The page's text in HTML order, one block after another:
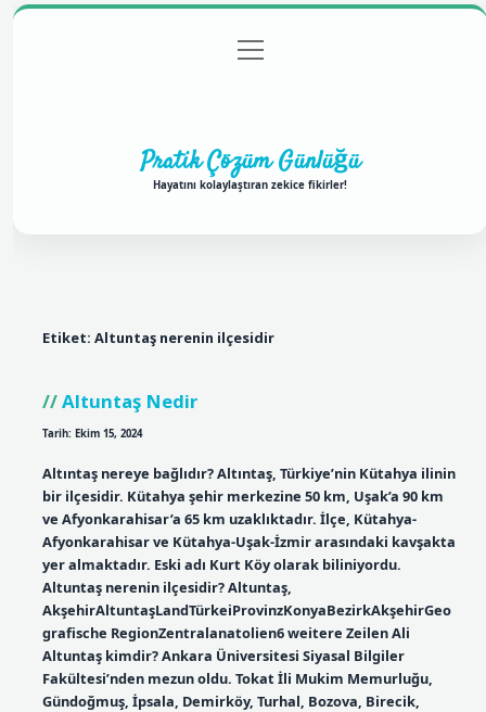
Gizlilik Politikası
menüyü
aç
Pratik Çözüm Günlüğü
Hayatını kolaylaştıran zekice fikirler!
Etiket:Altuntaş nerenin ilçesidir
Altuntaş Nedir
Tarih: Ekim 15, 2024
Altıntaş nereye bağlıdır? Altıntaş, Türkiye’nin Kütahya ilinin
bir ilçesidir. Kütahya şehir merkezine 50 km, Uşak’a 90 km
ve Afyonkarahisar’a 65 km uzaklıktadır. İlçe, Kütahya-
Afyonkarahisar ve Kütahya-Uşak-İzmir arasındaki kavşakta
yer almaktadır. Eski adı Kurt Köy olarak biliniyordu.
Altuntaş nerenin ilçesidir? Altuntaş,
AkşehirAltuntaşLandTürkeiProvinzKonyaBezirkAkşehirGeo
grafische RegionZentralanatolien6 weitere Zeilen Ali
Altuntaş kimdir? Ankara Üniversitesi Siyasal Bilgiler
Fakültesi’nden mezun oldu. Tokat İli Mukim Memurluğu,
Gündoğmuş, İpsala, Demirköy, Turhal, Bozova, Birecik,